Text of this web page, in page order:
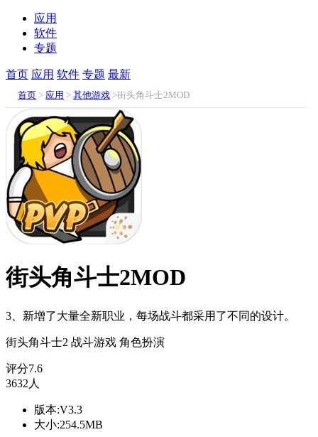
应用
软件
专题
首页 应用 软件 专题 最新
首页 > 应用 >其他游戏 >街头角斗士2MOD
街头角斗士2MOD
3、新增了大量全新职业，每场战斗都采用了不同的设计。
街头角斗士2 战斗游戏 角色扮演
评分7.6
3632人
版本:V3.3
大小:254.5MB